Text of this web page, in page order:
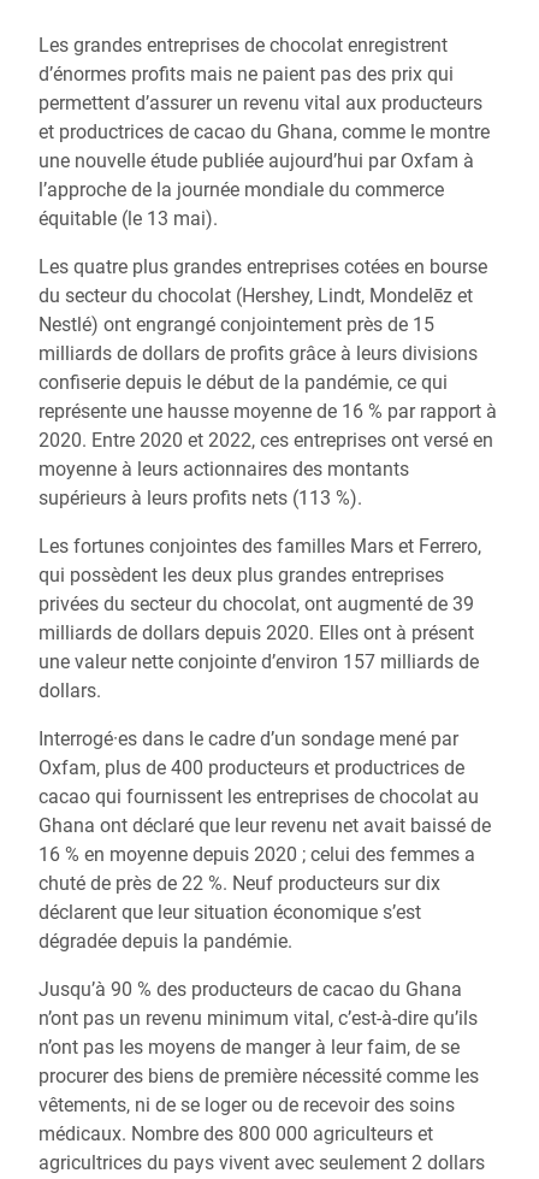
Les grandes entreprises de chocolat enregistrent
d’énormes profits mais ne paient pas des prix qui
permettent d’assurer un revenu vital aux producteurs
et productrices de cacao du Ghana, comme le montre
une nouvelle étude publiée aujourd’hui par Oxfam à
l’approche de la journée mondiale du commerce
équitable (le 13 mai).
Les quatre plus grandes entreprises cotées en bourse
du secteur du chocolat (Hershey, Lindt, Mondelēz et
Nestlé) ont engrangé conjointement près de 15
milliards de dollars de profits grâce à leurs divisions
confiserie depuis le début de la pandémie, ce qui
représente une hausse moyenne de 16 % par rapport à
2020. Entre 2020 et 2022, ces entreprises ont versé en
moyenne à leurs actionnaires des montants
supérieurs à leurs profits nets (113 %).
Les fortunes conjointes des familles Mars et Ferrero,
qui possèdent les deux plus grandes entreprises
privées du secteur du chocolat, ont augmenté de 39
milliards de dollars depuis 2020. Elles ont à présent
une valeur nette conjointe d’environ 157 milliards de
dollars.
Interrogé·es dans le cadre d’un sondage mené par
Oxfam, plus de 400 producteurs et productrices de
cacao qui fournissent les entreprises de chocolat au
Ghana ont déclaré que leur revenu net avait baissé de
16 % en moyenne depuis 2020 ; celui des femmes a
chuté de près de 22 %. Neuf producteurs sur dix
déclarent que leur situation économique s’est
dégradée depuis la pandémie.
Jusqu’à 90 % des producteurs de cacao du Ghana
n’ont pas un revenu minimum vital, c’est-à-dire qu’ils
n’ont pas les moyens de manger à leur faim, de se
procurer des biens de première nécessité comme les
vêtements, ni de se loger ou de recevoir des soins
médicaux. Nombre des 800 000 agriculteurs et
agricultrices du pays vivent avec seulement 2 dollars